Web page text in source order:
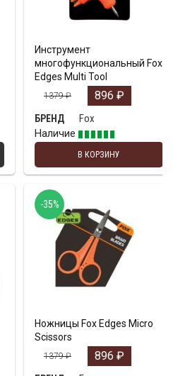
Инструмент
многофункциональный Fox
Edges Multi Tool
1379₽ 896 ₽
БРЕНД
Fox
Наличие
В КОРЗИНУ
Ножницы Fox Edges Micro
Scissors
1379₽ 896 ₽
-35%